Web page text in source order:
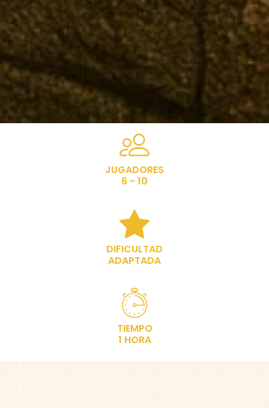
JUGADORES
6 - 10
DIFICULTAD
ADAPTADA
TIEMPO
1 HORA